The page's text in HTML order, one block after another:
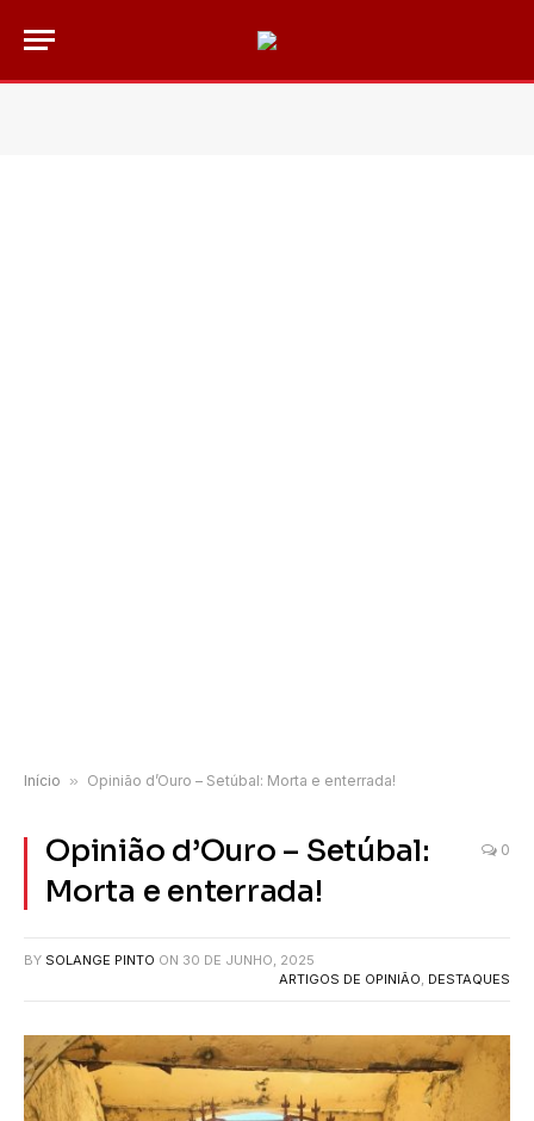
Início » Opinião d’Ouro – Setúbal: Morta e enterrada!
Opinião d’Ouro – Setúbal:
Morta e enterrada!
0
BY SOLANGE PINTO ON 30 DE JUNHO, 2025
ARTIGOS DE OPINIÃO, DESTAQUES